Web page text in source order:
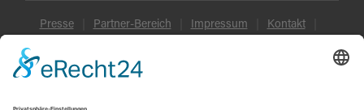
Presse Partner-Bereich Impressum Kontakt
Datenschutz